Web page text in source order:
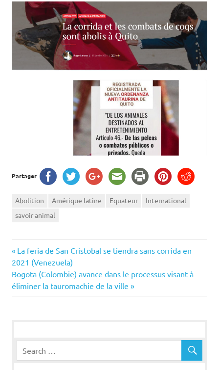
Partager
Abolition Amérique latine Equateur
International
savoir animal
Navigation
de
l’article
Previous
Post:
La feria de San Cristobal se tiendra sans corrida en
2021 (Venezuela)
Next
Post:
Bogota (Colombie) avance dans le processus visant à
éliminer la tauromachie de la ville